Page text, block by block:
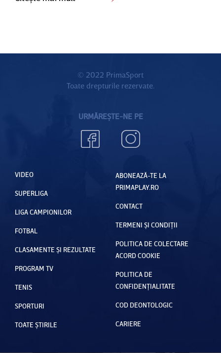
© 2022 PrimaSport
Toate drepturile rezervate.
URMĂREȘTE-NE PE
VIDEO
SUPERLIGA
LIGA CAMPIONILOR
FOTBAL
CLASAMENTE ȘI REZULTATE
PROGRAM TV
TENIS
SPORTURI
TOATE ȘTIRILE
ABONEAZĂ-TE LA
PRIMAPLAY.RO
CONTACT
TERMENI ȘI CONDIȚII
POLITICA DE COLECTARE
ACORD COOKIE
POLITICA DE
CONFIDENȚIALITATE
COD DEONTOLOGIC
CARIERE